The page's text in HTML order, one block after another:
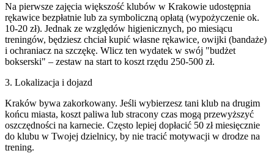
Na pierwsze zajęcia większość klubów w Krakowie udostępnia
rękawice bezpłatnie lub za symboliczną opłatą (wypożyczenie ok.
10-20 zł). Jednak ze względów higienicznych, po miesiącu
treningów, będziesz chciał kupić własne rękawice, owijki (bandaże)
i ochraniacz na szczękę. Wlicz ten wydatek w swój "budżet
bokserski" – zestaw na start to koszt rzędu 250-500 zł.
3. Lokalizacja i dojazd
Kraków bywa zakorkowany. Jeśli wybierzesz tani klub na drugim
końcu miasta, koszt paliwa lub stracony czas mogą przewyższyć
oszczędności na karnecie. Często lepiej dopłacić 50 zł miesięcznie
do klubu w Twojej dzielnicy, by nie tracić motywacji w drodze na
trening.